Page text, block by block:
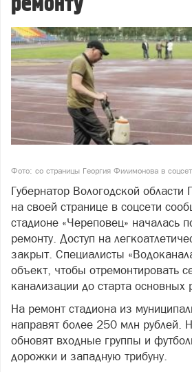
Фото: со страницы Георгия Филимонова в
Губернатор Вологодской
на своей странице в соцсети
стадионе «Череповец» началась
ремонту. Доступ на
закрыт. Специалисты
объект, чтобы отремонтировать
канализации до старта основных
На ремонт стадиона из
направят более 250 млн рублей.
обновят входные группы и
дорожки и западную трибуну.